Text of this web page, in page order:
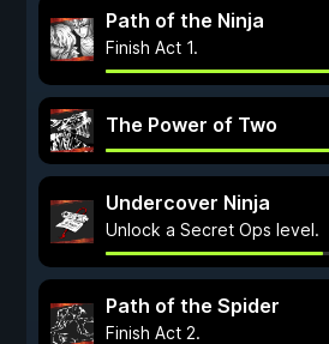
Path of the Ninja
Finish Act 1.
The Power of Two
Undercover Ninja
Unlock a Secret Ops level.
Path of the Spider
Finish Act 2.